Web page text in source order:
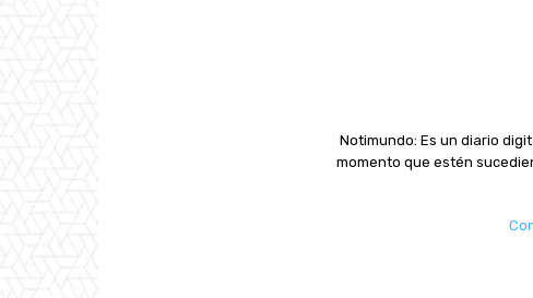
Notimundo: Es un diario
momento que estén